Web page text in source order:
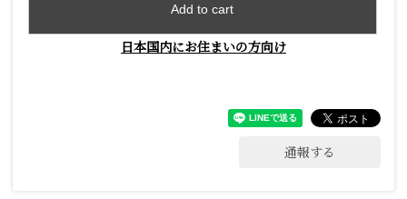
Add to cart
日本国内にお住まいの方向け
通報する